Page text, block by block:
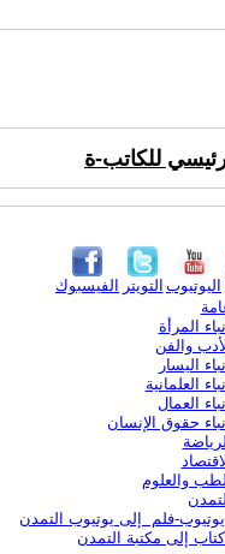
للكاتب-ة
الفيسبوك التويتر اليوتيوب
المرأة
والفن
اليسار
العلمانية
العمال
حقوق الإنسان
والعلوم
فلم إلى يوتيوب التمدن
إلى مكتبة التمدن